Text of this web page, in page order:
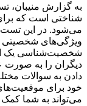
به گزارش
شناختی است که
می‌شود. در این
ویژگی‌های شخصیتی
شخصیت‌شناسی یک
دیگران را به صورت
دادن به سوالات
خود برای
می‌تواند به شما کمک